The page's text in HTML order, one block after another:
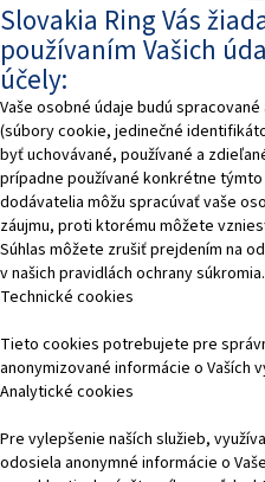
Slovakia Ring Vás
používaním Vašich
účely:
Vaše osobné údaje budú
(súbory cookie, jedinečné
byť uchovávané, používané a
prípadne používané konkrétne
dodávatelia môžu spracúvať vaše
záujmu, proti ktorému môžete
Súhlas môžete zrušiť prejdením na
v našich pravidlách ochrany súkromia.
Technické cookies
Tieto cookies potrebujete pre
anonymizované informácie o Vaších
Analytické cookies
Pre vylepšenie naších služieb,
odosiela anonymné informácie o